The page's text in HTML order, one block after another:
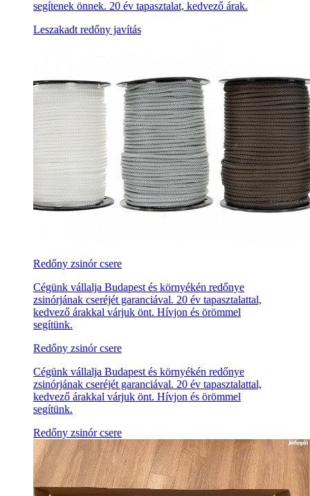
segítenek önnek. 20 év tapasztalat, kedvező árak.
Leszakadt redőny javítás
Redőny zsinór csere
Cégünk vállalja Budapest és környékén redőnye
zsinórjának cseréjét garanciával. 20 év tapasztalattal,
kedvező árakkal várjuk önt. Hívjon és örömmel
segítünk.
Redőny zsinór csere
Cégünk vállalja Budapest és környékén redőnye
zsinórjának cseréjét garanciával. 20 év tapasztalattal,
kedvező árakkal várjuk önt. Hívjon és örömmel
segítünk.
Redőny zsinór csere